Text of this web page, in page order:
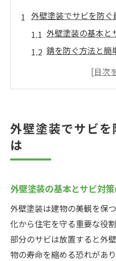
外壁塗装でサビを防
外壁塗装の基本と
錆を防ぐ方法と簡
外壁塗装でサビ
外壁塗装で錆止め
外壁塗装による金
金属外壁に最適な
例
鉄のサビ防止は外
外壁塗装でサビ
は
外壁塗装の基本とサビ対
外壁塗装は建物の美観を保
化から住宅を守る重要な役
部分のサビは放置すると外
物の寿命を縮める恐れがあり